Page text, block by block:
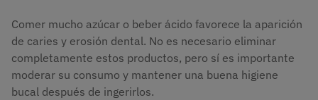
Comer mucho azúcar o beber ácido favorece la aparición
de caries y erosión dental. No es necesario eliminar
completamente estos productos, pero sí es importante
moderar su consumo y mantener una buena higiene
bucal después de ingerirlos.